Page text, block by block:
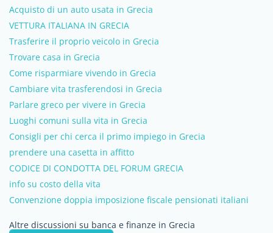
Acquisto di un auto usata in Grecia
VETTURA ITALIANA IN GRECIA
Trasferire il proprio veicolo in Grecia
Trovare casa in Grecia
Come risparmiare vivendo in Grecia
Cambiare vita trasferendosi in Grecia
Parlare greco per vivere in Grecia
Luoghi comuni sulla vita in Grecia
Consigli per chi cerca il primo impiego in Grecia
prendere una casetta in affitto
CODICE DI CONDOTTA DEL FORUM GRECIA
info su costo della vita
Convenzione doppia imposizione fiscale pensionati italiani
Altre discussioni su banca e finanze in Grecia